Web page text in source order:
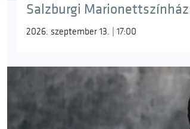
Salzburgi
2026. szeptember 13. | 17:00